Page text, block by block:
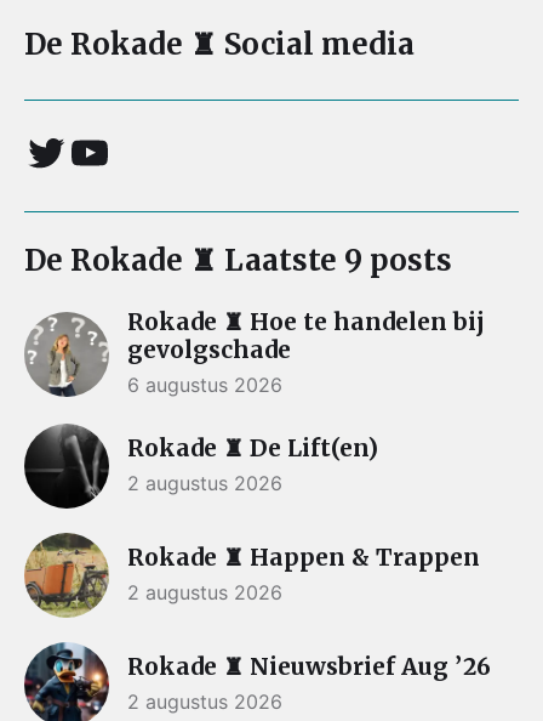
De Rokade ♜ Social media
De Rokade ♜ Laatste 9 posts
Rokade ♜ Hoe te handelen bij
gevolgschade
6 augustus 2026
Rokade ♜ De Lift(en)
2 augustus 2026
Rokade ♜ Happen & Trappen
2 augustus 2026
Rokade ♜ Nieuwsbrief Aug ’26
2 augustus 2026